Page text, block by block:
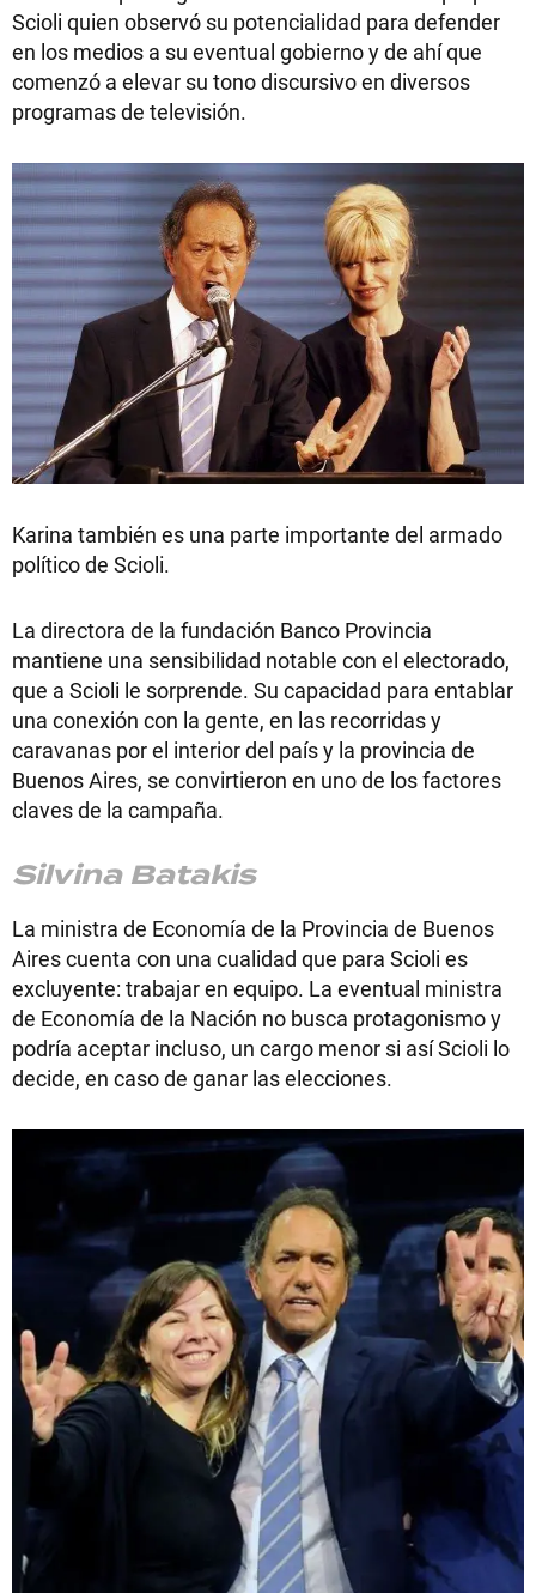
Scioli quien observó su potencialidad para defender
en los medios a su eventual gobierno y de ahí que
comenzó a elevar su tono discursivo en diversos
programas de televisión.
Karina también es una parte importante del armado
político de Scioli.
La directora de la fundación Banco Provincia
mantiene una sensibilidad notable con el electorado,
que a Scioli le sorprende. Su capacidad para entablar
una conexión con la gente, en las recorridas y
caravanas por el interior del país y la provincia de
Buenos Aires, se convirtieron en uno de los factores
claves de la campaña.
Silvina Batakis
La ministra de Economía de la Provincia de Buenos
Aires cuenta con una cualidad que para Scioli es
excluyente: trabajar en equipo. La eventual ministra
de Economía de la Nación no busca protagonismo y
podría aceptar incluso, un cargo menor si así Scioli lo
decide, en caso de ganar las elecciones.